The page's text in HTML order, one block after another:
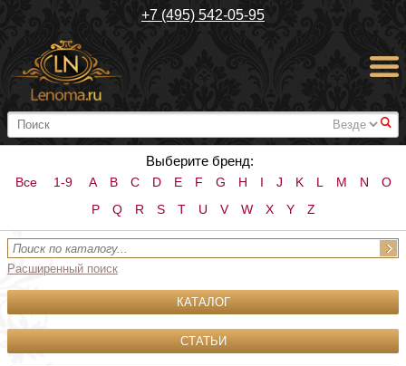
+7 (495) 542-05-95
#
Выберите бренд:
Все 1-9 A B C D E F G H I J K L M N
O
P
Q R S T U V W X Y Z
Расширенный поиск
КАТАЛОГ
СТАТЬИ